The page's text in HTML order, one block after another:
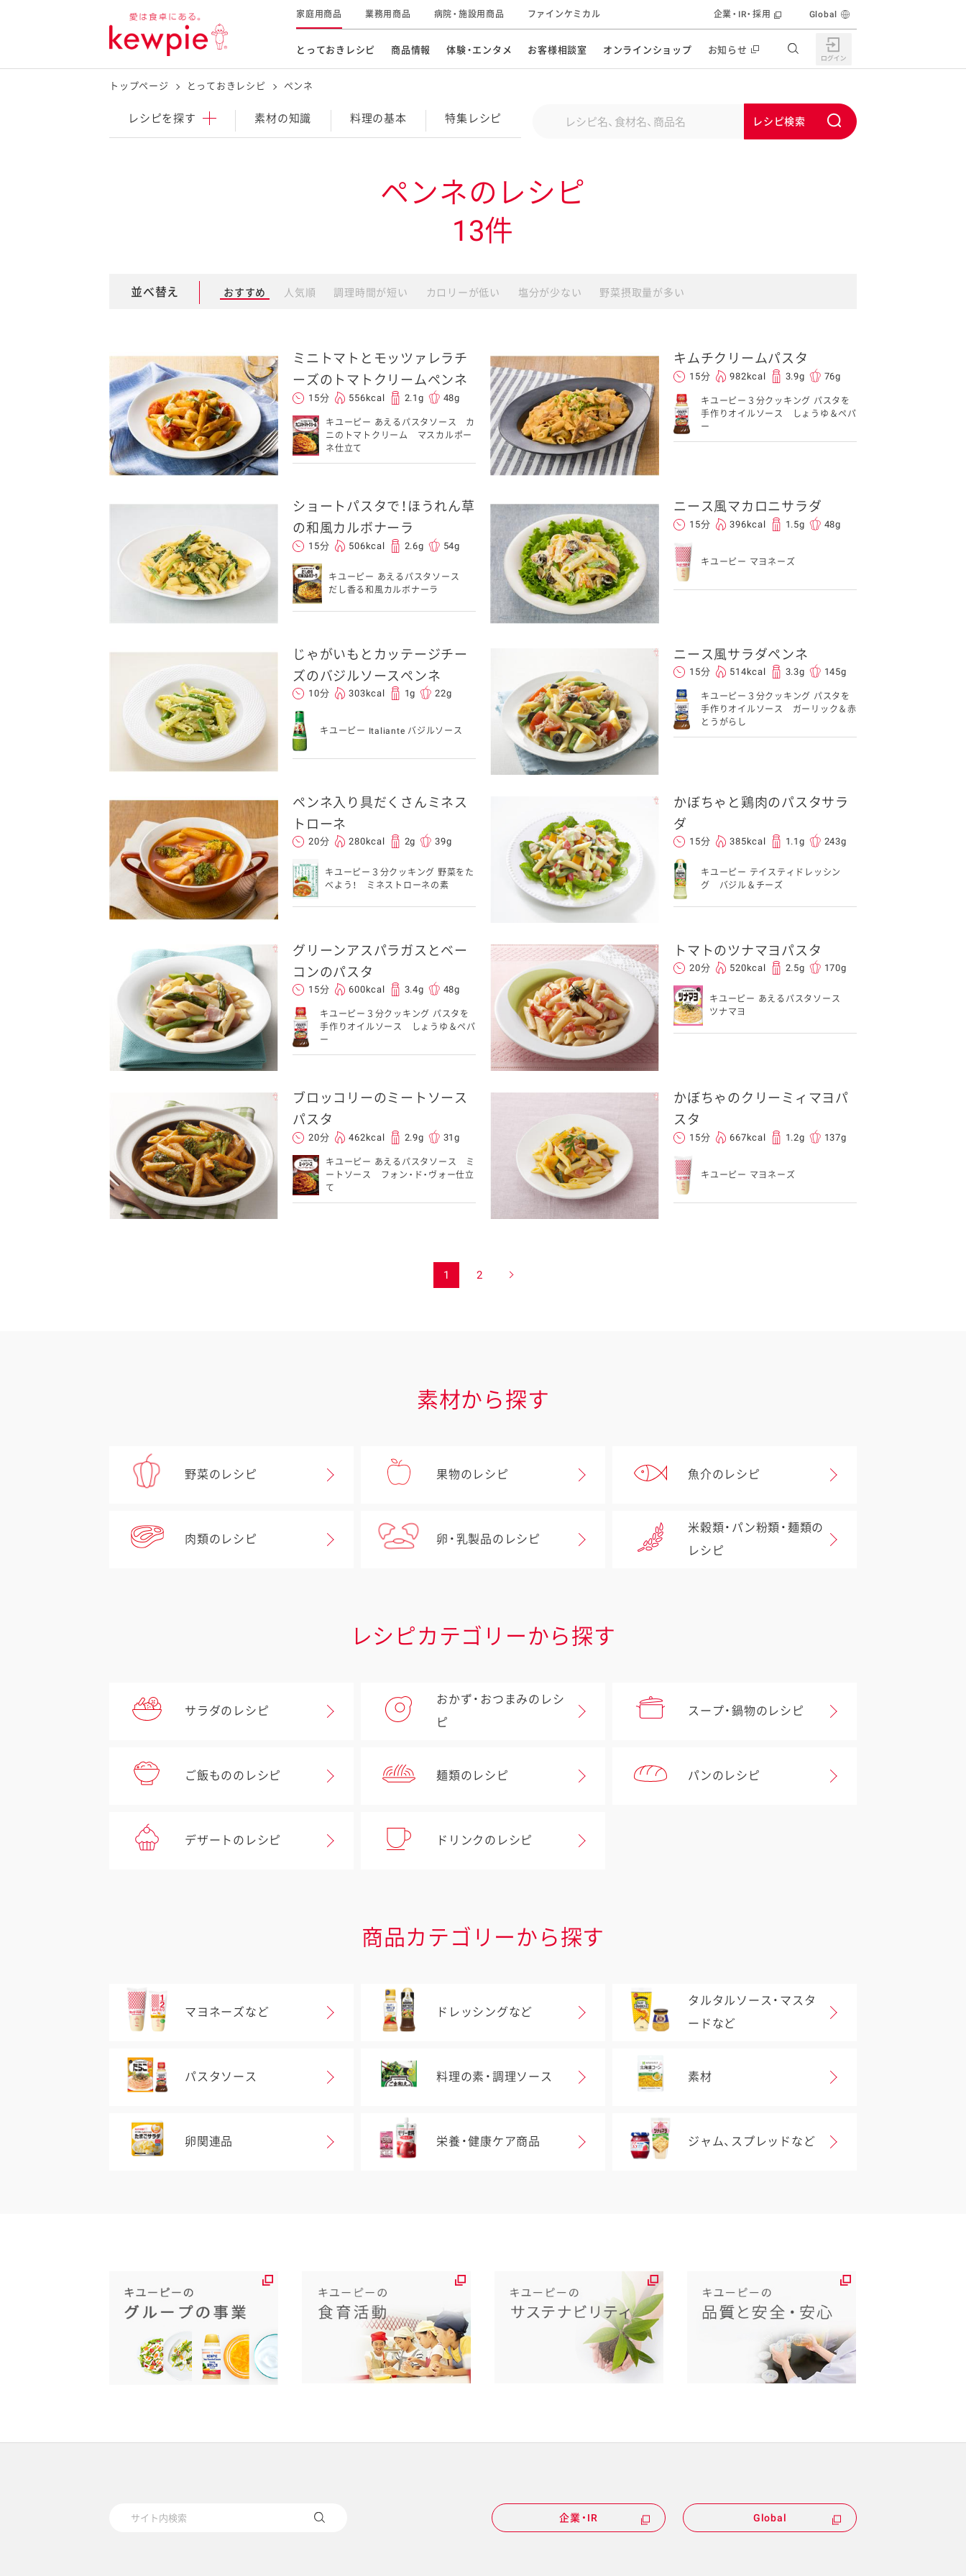
とっておきレシピ
特集レシピ
おすすめの特設サイト
キユーピー マヨネーズキッチン
おうちでミールストック
商品情報
ドレッシングなど
料理の素・調理ソース
卵関連品 介護食
ベビーフード・幼児食 栄養・健康ケア商品
サプリメントなど
パッケージサラダ
その他の商品サイト
体験・エンタメ
深谷テラス ヤサイな
仲間たちファーム
おたのしみコンテンツ
キユーピー３分
クッキング
テレビ・ラジオ
キャンペーン・イベント
イベント協賛
お客様相談室 オンラインショップ
キユーピーウエルネス
お知らせ
家庭用商品 業務用商品 病院・施設用商品 ファインケミカル 企業・IR・採用
グループの事業
サステナビリティ 研究開発
採用情報
Global
トップページ とっておきレシピ ペンネ
レシピを探す 素材の知識 料理の基本 特集 レシピ
ペンネのレシピ
13件
並べ替え おすすめ 人気順 調理時間が短い カロリーが低い 塩分が少ない 野菜摂取量が多い
ミニトマトとモッツァレラチ
ーズのトマトクリームペンネ
15分 556kcal 2.1g 48g
キユーピー あえるパスタソース カ
ニのトマトクリーム マスカルポー
ネ仕立て
キムチクリームパスタ
15分 982kcal 3.9g 76g
キユーピー３分クッキング パスタを
手作りオイルソース しょうゆ＆ペパ
ー
ショートパスタで！ほうれん草
の和風カルボナーラ
15分 506kcal 2.6g 54g
キユーピー あえるパスタソース
だし香る和風カルボナーラ
ニース風マカロニサラダ
15分 396kcal 1.5g 48g
キユーピー マヨネーズ
じゃがいもとカッテージチー
ズのバジルソースペンネ
10分 303kcal 1g 22g
キユーピー Italiante バジルソース
ニース風サラダペンネ
15分 514kcal 3.3g 145g
キユーピー３分クッキング パスタを
手作りオイルソース ガーリック＆赤
とうがらし
ペンネ入り具だくさんミネス
トローネ
20分 280kcal 2g 39g
キユーピー３分クッキング 野菜をた
べよう！ ミネストローネの素
かぼちゃと鶏肉のパスタサラ
ダ
15分 385kcal 1.1g 243g
キユーピー テイスティドレッシン
グ バジル＆チーズ
グリーンアスパラガスとベー
コンのパスタ
15分 600kcal 3.4g 48g
キユーピー３分クッキング パスタを
手作りオイルソース しょうゆ＆ペパ
ー
トマトのツナマヨパスタ
20分 520kcal 2.5g 170g
キユーピー あえるパスタソース
ツナマヨ
ブロッコリーのミートソース
パスタ
20分 462kcal 2.9g 31g
キユーピー あえるパスタソース ミ
ートソース フォン・ド・ヴォー仕立
て
かぼちゃのクリーミィマヨパ
スタ
15分 667kcal 1.2g 137g
キユーピー マヨネーズ
1 2
素材から探す
野菜のレシピ 果物のレシピ 魚介のレシピ
肉類のレシピ 卵・乳製品のレシピ
米穀類・パン粉類・麺類の
レシピ
レシピカテゴリーから探す
サラダのレシピ
おかず・おつまみのレシ
ピ
スープ・鍋物のレシピ
ご飯もののレシピ 麺類のレシピ パンのレシピ
デザートのレシピ ドリンクのレシピ
商品カテゴリーから探す
マヨネーズなど ドレッシングなど
タルタルソース・マスタ
ードなど
パスタソース 料理の素・調理ソース 素材
卵関連品 栄養・健康ケア商品 ジャム、スプレッドなど
企業・IR Global